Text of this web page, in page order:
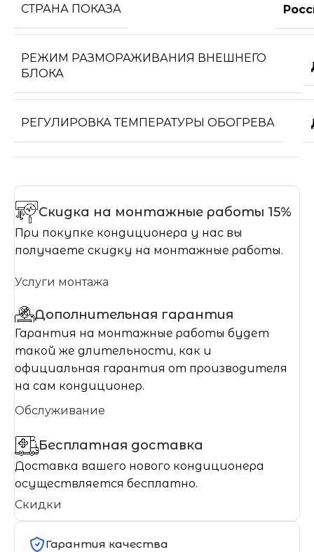
СТРАНА ПОКАЗА
РЕЖИМ РАЗМОРАЖИВАНИЯ ВНЕШНЕГО
БЛОКА
РЕГУЛИРОВКА ТЕМПЕРАТУРЫ ОБОГРЕВА
Скидка на монтажные работы 15%
При покупке кондиционера у нас вы
получаете скидку на монтажные работы.
Услуги монтажа
Дополнительная гарантия
Гарантия на монтажные работы будет
такой же длительности, как и
официальная гарантия от производителя
на сам кондиционер.
Обслуживание
Бесплатная доставка
Доставка вашего нового кондиционера
осуществляется бесплатно.
Скидки
Гарантия качества